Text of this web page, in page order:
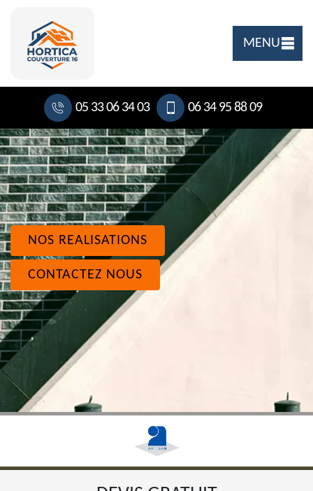
MENU
05 33 06 34 03 06 34 95 88 09
NOS REALISATIONS
CONTACTEZ NOUS